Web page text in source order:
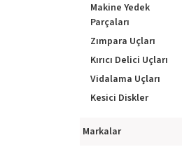
Makine Yedek
Parçaları
Zımpara Uçları
Kırıcı Delici Uçları
Vidalama Uçları
Kesici Diskler
Taşlama Diskleri
Markalar